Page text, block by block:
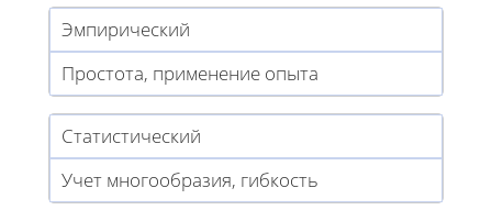
Эмпирический
Простота, применение опыта
Статистический
Учет многообразия, гибкость